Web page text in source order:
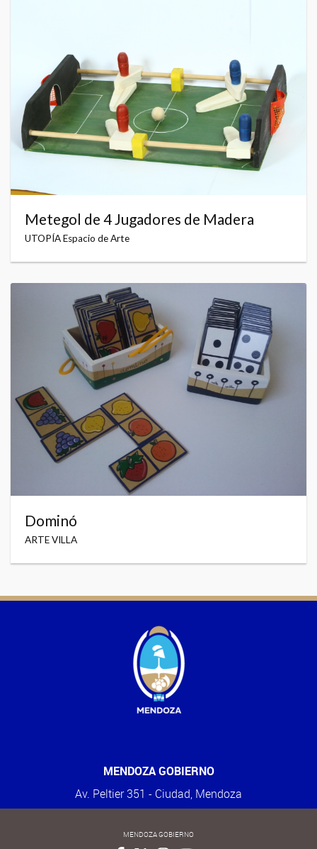
Metegol de 4 Jugadores de Madera
UTOPÍA Espacio de Arte
Dominó
ARTE VILLA
MENDOZA GOBIERNO
Av. Peltier 351 - Ciudad, Mendoza
MENDOZA GOBIERNO